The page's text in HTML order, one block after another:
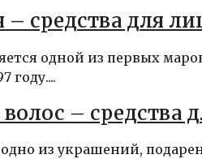
средства для
одной из первых
году....
– средства
из украшений,